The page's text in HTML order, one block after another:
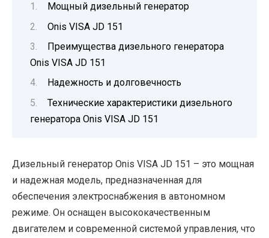
Мощный дизельный генератор
Onis VISA JD 151
Преимущества дизельного генератора
Onis VISA JD 151
Надежность и долговечность
Технические характеристики дизельного
генератора Onis VISA JD 151
Дизельный генератор Onis VISA JD 151 – это мощная
и надежная модель, предназначенная для
обеспечения электроснабжения в автономном
режиме. Он оснащен высококачественным
двигателем и современной системой управления, что